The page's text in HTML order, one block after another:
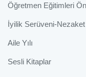
Öğretmen Eğitimleri
İyilik Serüveni-Nezaket
Aile Yılı
Sesli Kitaplar